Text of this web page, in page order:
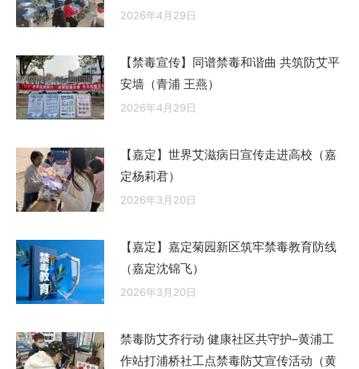
2026年4月29日
【禁毒宣传】同谱禁毒和谐曲 共筑防艾平
安墙（青浦 王燕）
2026年4月29日
【嘉定】世界艾滋病日宣传走进高校（嘉
定杨莉君）
2026年3月20日
【嘉定】嘉定菊园新区筑牢禁毒教育防线
（嘉定沈锦飞）
2026年3月20日
禁毒防艾齐行动 健康社区共守护–黄浦工
作站打浦桥社工点禁毒防艾宣传活动（黄